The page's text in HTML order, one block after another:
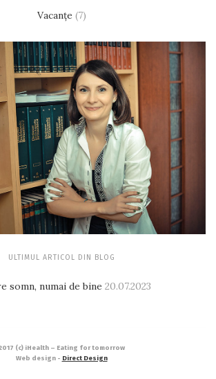
Vacanțe (7)
ULTIMUL ARTICOL DIN BLOG
somn, numai de bine 20.07.2023
(c) iHealth – Eating for tomorrow
Web design - Direct Design